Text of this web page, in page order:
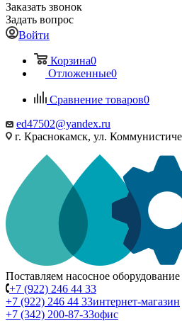
Заказать звонок
Задать вопрос
Войти
Корзина0
Отложенные0
Сравнение товаров0
ed47502@yandex.ru
г. Краснокамск, ул.
Поставляем насосное оборудование
+7 (922) 246 44 33
+7 (922) 246 44 33интернет-магазин
+7 (342) 200-87-33офис